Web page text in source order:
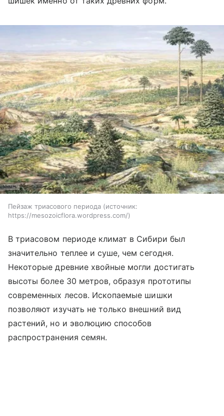
Пейзаж триасового периода
источник:
https://mesozoicflora.wordpress.com/
В триасовом периоде климат в Сибири был
значительно теплее и суше, чем сегодня.
Некоторые древние хвойные могли достигать
высоты более 30 метров, образуя прототипы
современных лесов. Ископаемые шишки
позволяют изучать не только внешний вид
растений, но и эволюцию способов
распространения семян.